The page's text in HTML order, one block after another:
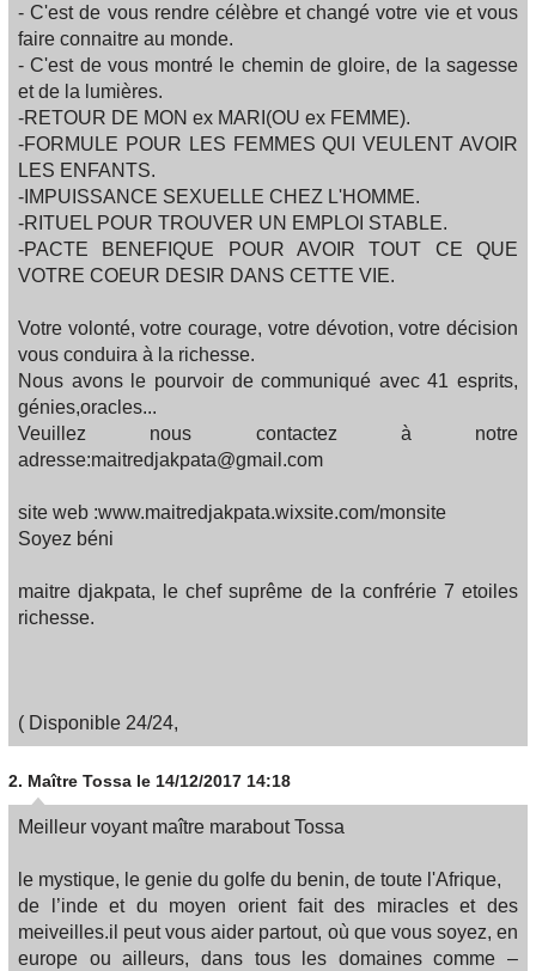
- C'est de vous rendre célèbre et changé votre vie et vous
faire connaitre au monde.
- C'est de vous montré le chemin de gloire, de la sagesse
et de la lumières.
-RETOUR DE MON ex MARI(OU ex FEMME).
-FORMULE POUR LES FEMMES QUI VEULENT AVOIR
LES ENFANTS.
-IMPUISSANCE SEXUELLE CHEZ L'HOMME.
-RITUEL POUR TROUVER UN EMPLOI STABLE.
-PACTE BENEFIQUE POUR AVOIR TOUT CE QUE
VOTRE COEUR DESIR DANS CETTE VIE.
Votre volonté, votre courage, votre dévotion, votre décision
vous conduira à la richesse.
Nous avons le pourvoir de communiqué avec 41 esprits,
génies,oracles...
Veuillez nous contactez à notre
adresse:maitredjakpata@gmail.com
site web :www.maitredjakpata.wixsite.com/monsite
Soyez béni
maitre djakpata, le chef suprême de la confrérie 7 etoiles
richesse.
( Disponible 24/24,
2. Maître Tossa le 14/12/2017 14:18
Meilleur voyant maître marabout Tossa
le mystique, le genie du golfe du benin, de toute l'Afrique,
de l’inde et du moyen orient fait des miracles et des
meiveilles.il peut vous aider partout, où que vous soyez, en
europe ou ailleurs, dans tous les domaines comme –